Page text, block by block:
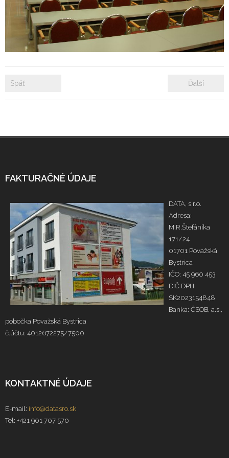
- Zámkové dlažby
- Rekonštrukcie bytových a nebytových priestorov
Referencie
Späť Ďalší
FAKTURAČNÉ ÚDAJE
DATA, s.r.o.
Adresa:
M.R.Štefánika
171/24
01701 Považská
Bystrica
IČO: 45 960 453
DIČ DPH:
SK2023154848
Banka: ČSOB, a.s.,
pobočka Považská Bystrica
č.účtu: 4012672275/7500
KONTAKTNÉ ÚDAJE
E-mail: info@datasro.sk
Tel: +421 901 707 570